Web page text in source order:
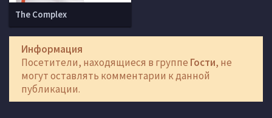
The Complex
Информация
Посетители, находящиеся в группе Гости, не
могут оставлять комментарии к данной
публикации.